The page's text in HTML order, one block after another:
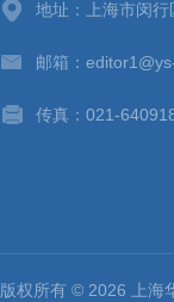
地址：上海市闵
邮箱：
传真：021-
版权所有 © 2026 上